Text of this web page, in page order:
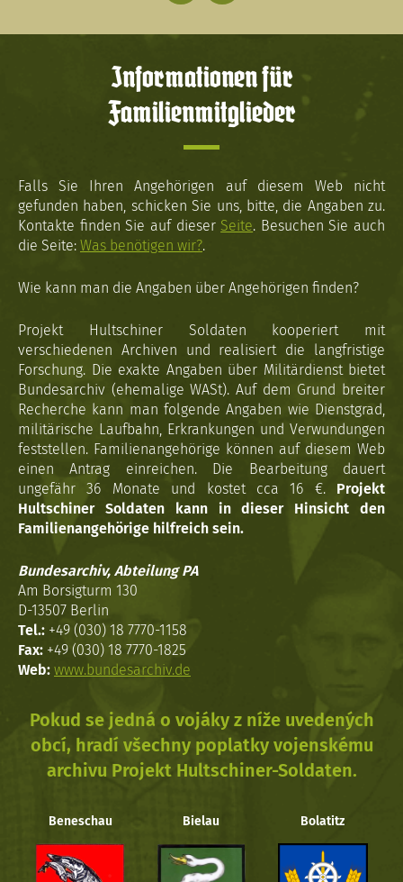
Informationen für
Familienmitglieder
Falls Sie Ihren Angehörigen auf diesem Web nicht
gefunden haben, schicken Sie uns, bitte, die Angaben zu.
Kontakte finden Sie auf dieser Seite. Besuchen Sie auch
die Seite: Was benötigen wir?.
Wie kann man die Angaben über Angehörigen finden?
Projekt Hultschiner Soldaten kooperiert mit
verschiedenen Archiven und realisiert die langfristige
Forschung. Die exakte Angaben über Militärdienst bietet
Bundesarchiv (ehemalige WASt). Auf dem Grund breiter
Recherche kann man folgende Angaben wie Dienstgrad,
militärische Laufbahn, Erkrankungen und Verwundungen
feststellen. Familienangehörige können auf diesem Web
einen Antrag einreichen. Die Bearbeitung dauert
ungefähr 36 Monate und kostet cca 16 €. Projekt
Hultschiner Soldaten kann in dieser Hinsicht den
Familienangehörige hilfreich sein.
Bundesarchiv, Abteilung PA
Am Borsigturm 130
D-13507 Berlin
Tel.: +49 (030) 18 7770-1158
Fax: +49 (030) 18 7770-1825
Web: www.bundesarchiv.de
Pokud se jedná o vojáky z níže uvedených
obcí, hradí všechny poplatky vojenskému
archivu Projekt Hultschiner-Soldaten.
Beneschau Bielau Bolatitz